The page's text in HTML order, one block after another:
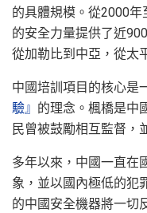
的具體規模。從2000
的安全力量提供了近
從加勒比到中亞，從太
中國培訓項目的核心是
驗』 的理念。楓橋是中
民曾被鼓勵相互監督，
多年以來，中國一直在
象，並以國內極低的犯
的中國安全機器將一切